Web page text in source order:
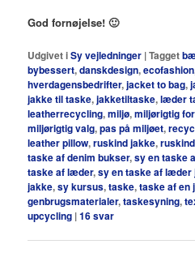
God fornøjelse! 🙂
Udgivet iSy vejledninger |Tagget
bybessert,danskdesign,ecofashion
hverdagensbedrifter,jacket to bag,
jakke til taske,jakketiltaske,læder
leatherrecycling,miljø,miljørigtig
miljørigtig valg,pas på miljøet,
leather pillow,ruskind jakke,
taske af denim bukser,sy en taske
taske af læder,sy en taske af læder
jakke,sy kursus,taske,taske af en
genbrugsmaterialer,taskesyning,
upcycling |16svar